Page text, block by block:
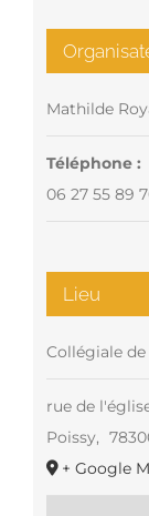
Mathilde
Téléphone :
06 27 55 89
Lieu
Collégiale de
rue de
Poissy,
+ Google